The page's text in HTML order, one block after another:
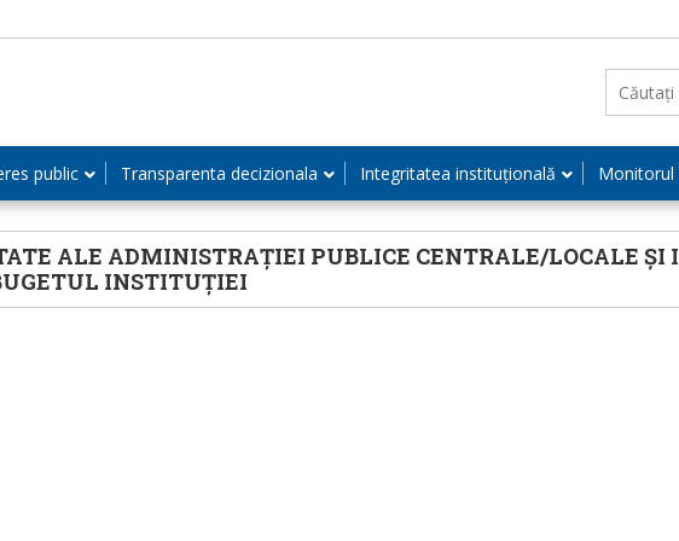
public Transparenta decizionala Integritatea instituțională Monitorul
ALE ADMINISTRAȚIEI PUBLICE CENTRALE/LOCALE
INSTITUȚIEI